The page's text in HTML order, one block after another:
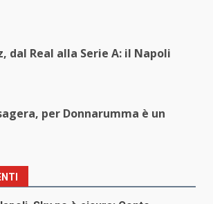
dal Real alla Serie A: il Napoli
per Donnarumma è un